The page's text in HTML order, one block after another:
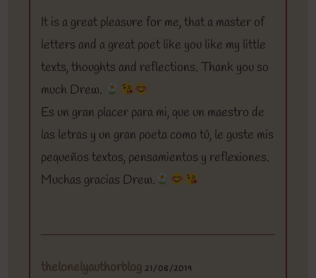
It is a great pleasure for me, that a master of
letters and a great poet like you like my little
texts, thoughts and reflections. Thank you so
much Drew.
Es un gran placer para mi, que un maestro de
las letras y un gran poeta como tú, le guste mis
pequeños textos, pensamientos y reflexiones.
Muchas gracias Drew.
thelonelyauthorblog 21/08/2019